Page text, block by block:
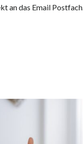
an das Email Postfach.